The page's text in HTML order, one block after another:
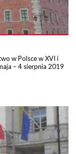
w Polsce w XVI i
– 4 sierpnia 2019